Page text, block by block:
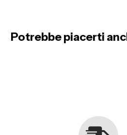
Potrebbe piacerti